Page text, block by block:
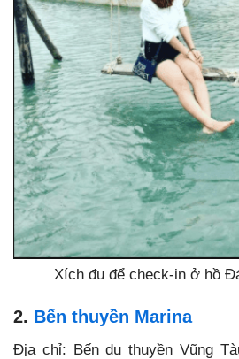
Xích đu để check-in ở hồ
2. Bến thuyền Marina
Địa chỉ: Bến du thuyền Vũng